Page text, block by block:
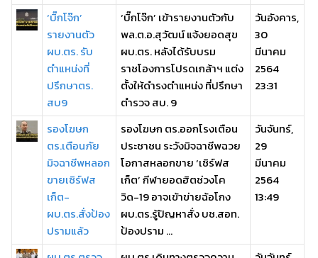
‘บิ๊กโจ๊ก’
รายงานตัว
ผบ.ตร. รับ
ตำแหน่งที่
ปรึกษาตร.
สบ9
‘บิ๊กโจ๊ก’ เข้ารายงานตัวกับ
พล.ต.อ.สุวัฒน์ แจ้งยอดสุข
ผบ.ตร. หลังได้รับบรม
ราชโองการโปรดเกล้าฯ แต่ง
ตั้งให้ดำรงตำแหน่ง ที่ปรึกษา
ตำรวจ สบ. 9
วันอังคาร,
30
มีนาคม
2564
23:31
รองโฆษก
ตร.เตือนภัย
มิจฉาชีพหลอก
ขายเซิร์ฟส
เก็ต-
ผบ.ตร.สั่งป้อง
ปรามแล้ว
รองโฆษก ตร.ออกโรงเตือน
ประชาชน ระวังมิจฉาชีพฉวย
โอกาสหลอกขาย ‘เซิร์ฟส
เก็ต’ กีฬายอดฮิตช่วงโค
วิด-19 อาจเข้าข่ายฉ้อโกง
ผบ.ตร.รู้ปัญหาสั่ง บช.สอท.
ป้องปราม ...
วันจันทร์,
29
มีนาคม
2564
13:49